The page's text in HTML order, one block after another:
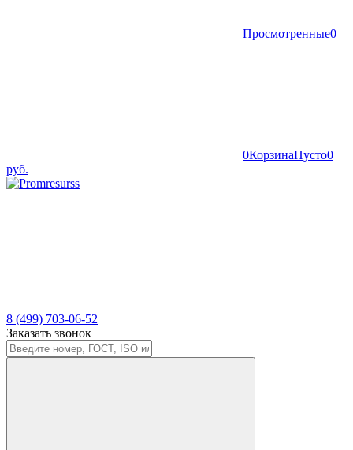
Просмотренные0
0КорзинаПусто0
руб.
8 (499) 703-06-52
Заказать звонок